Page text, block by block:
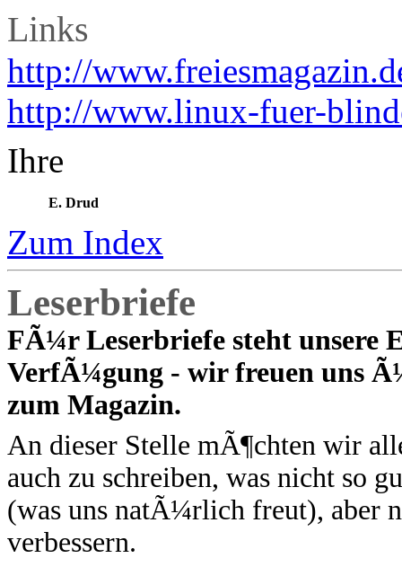
Links
http://
http://www.linux-fuer-
Ihre
E. Drud
Zum Index
Leserbriefe
FÃ¼r Leserbriefe steht unsere
VerfÃ¼gung - wir freuen uns
zum Magazin.
An dieser Stelle mÃ¶chten wir
auch zu schreiben, was nicht so
(was uns natÃ¼rlich freut), aber
verbessern.